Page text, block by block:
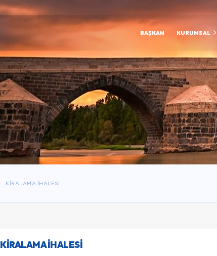
BAŞKAN KURUMSAL
KIRALAMA İHALESI
KIRALAMA İHALESI